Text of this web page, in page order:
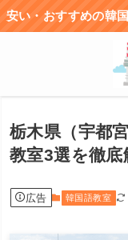
安い・おすすめの韓
栃木県（宇都
教室3選を徹底
広告 韓国語教室